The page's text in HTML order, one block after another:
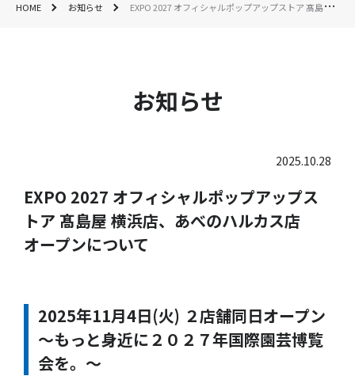
HOME お知らせ EXPO 2027 オフィシャルポップアップストア 髙島屋 横浜店、あべのハルカス店 オープンについて
お知らせ
2025.10.28
EXPO 2027 オフィシャルポップアップス
トア 髙島屋 横浜店、あべのハルカス店
オープンについて
2025年11月4日(火) ２店舗同日オープン
～もっと身近に２０２７年国際園芸博覧
会を。～